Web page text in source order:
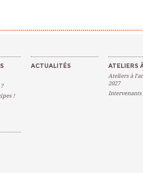
!
ACTUALITÉS ATELIERS
Ateliers à
2027
Intervenants